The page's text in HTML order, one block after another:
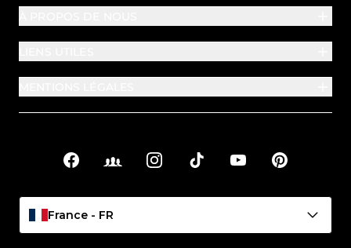
Liens sociaux
FacebookFacebook Groups
InstagramTikTok YouTubePinterest
France - FR